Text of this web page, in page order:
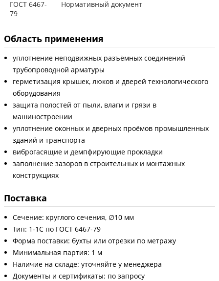
ГОСТ 6467-
79
Нормативный документ
Область применения
уплотнение неподвижных разъёмных соединений
трубопроводной арматуры
герметизация крышек, люков и дверей технологического
оборудования
защита полостей от пыли, влаги и грязи в
машиностроении
уплотнение оконных и дверных проёмов промышленных
зданий и транспорта
виброгасящие и демпфирующие прокладки
заполнение зазоров в строительных и монтажных
конструкциях
Поставка
Сечение: круглого сечения, ∅10 мм
Тип: 1-1С по ГОСТ 6467-79
Форма поставки: бухты или отрезки по метражу
Минимальная партия: 1 м
Наличие на складе: уточняйте у менеджера
Документы и сертификаты: по запросу